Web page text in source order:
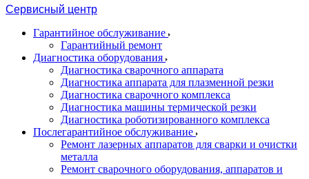
Сервисный центр
Гарантийное обслуживание
Гарантийный ремонт
Диагностика оборудования
Диагностика сварочного аппарата
Диагностика аппарата для плазменной резки
Диагностика сварочного комплекса
Диагностика машины термической резки
Диагностика роботизированного комплекса
Послегарантийное обслуживание
Ремонт лазерных аппаратов для сварки и очистки
металла
Ремонт сварочного оборудования, аппаратов и